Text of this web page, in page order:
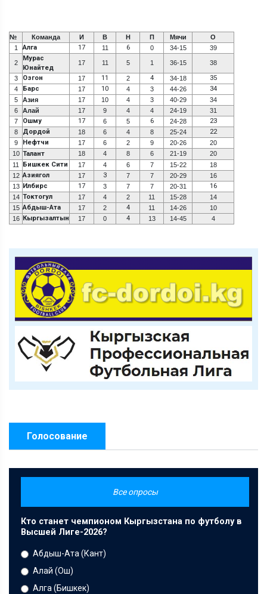
№ Команда И В Н П Мячи
О
1
Алга 17 11 6 0 34-15 39
2
Мурас
Юнайтед
17 11 5 1 36-15 38
3 Озгон 17 11 2 4 34-18 35
4 Барс 17 10 4 3 44-26 34
5 Азия 17 10 4 3 40-29
34
6
Алай 17 9 4 4 24-19
31
7
Ошму 17 6 5 6 24-28 23
8 Дордой 18 6 4 8 25-24 22
9 Нефтчи 17 6 2 9 20-26
20
10 Талант 18 4 8 6 21-19
20
11
Бишкек Сити 17 4 6 7 15-22
18
12 Азиягол 17 3 7 7 20-29
16
13
Илбирс 17 3 7 7 20-31 16
14 Токтогул 17 4 2 11 15-28
14
15 Абдыш-Ата 17 2 4 11 14-26
10
16
Кыргызалтын 17 0 4 13 14-45 4
Голосование
Все опросы
Кто станет чемпионом Кыргызстана по футболу в
Высшей Лиге-2026?
Абдыш-Ата (Кант)
Алай (Ош)
Алга (Бишкек)